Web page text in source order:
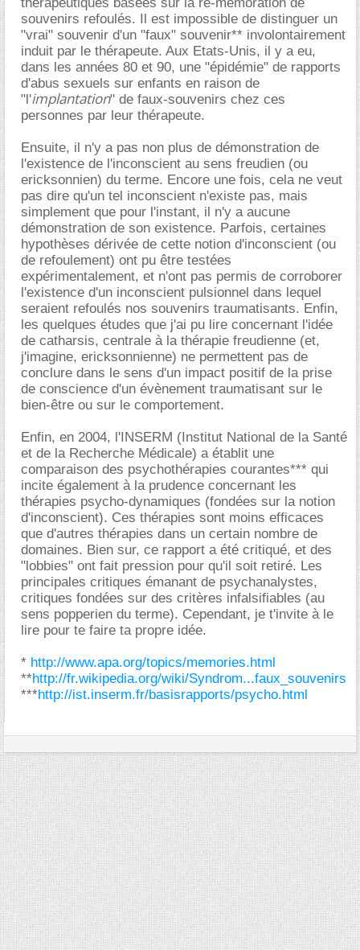
souvenirs refoulés. Il est impossible de distinguer un
"vrai" souvenir d'un "faux" souvenir** involontairement
induit par le thérapeute. Aux Etats-Unis, il y a eu,
dans les années 80 et 90, une "épidémie" de rapports
d'abus sexuels sur enfants en raison de
"l'implantation" de faux-souvenirs chez ces
personnes par leur thérapeute.
Ensuite, il n'y a pas non plus de démonstration de
l'existence de l'inconscient au sens freudien (ou
ericksonnien) du terme. Encore une fois, cela ne veut
pas dire qu'un tel inconscient n'existe pas, mais
simplement que pour l'instant, il n'y a aucune
démonstration de son existence. Parfois, certaines
hypothèses dérivée de cette notion d'inconscient (ou
de refoulement) ont pu être testées
expérimentalement, et n'ont pas permis de corroborer
l'existence d'un inconscient pulsionnel dans lequel
seraient refoulés nos souvenirs traumatisants. Enfin,
les quelques études que j'ai pu lire concernant l'idée
de catharsis, centrale à la thérapie freudienne (et,
j'imagine, ericksonnienne) ne permettent pas de
conclure dans le sens d'un impact positif de la prise
de conscience d'un évènement traumatisant sur le
bien-être ou sur le comportement.
Enfin, en 2004, l'INSERM (Institut National de la Santé
et de la Recherche Médicale) a établit une
comparaison des psychothérapies courantes*** qui
incite également à la prudence concernant les
thérapies psycho-dynamiques (fondées sur la notion
d'inconscient). Ces thérapies sont moins efficaces
que d'autres thérapies dans un certain nombre de
domaines. Bien sur, ce rapport a été critiqué, et des
"lobbies" ont fait pression pour qu'il soit retiré. Les
principales critiques émanant de psychanalystes,
critiques fondées sur des critères infalsifiables (au
sens popperien du terme). Cependant, je t'invite à le
lire pour te faire ta propre idée.
* http://www.apa.org/topics/memories.html
**http://fr.wikipedia.org/wiki/Syndrom...faux_souvenirs
***http://ist.inserm.fr/basisrapports/psycho.html